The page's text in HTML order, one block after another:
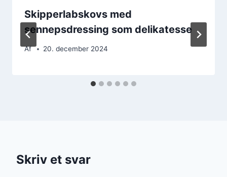
Skipperlabskovs med
sennepsdressing som delikatesse
Af 20. december 2024
Skriv et svar